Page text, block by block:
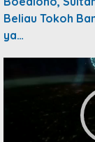
Beliau Tokoh
ya…
Player